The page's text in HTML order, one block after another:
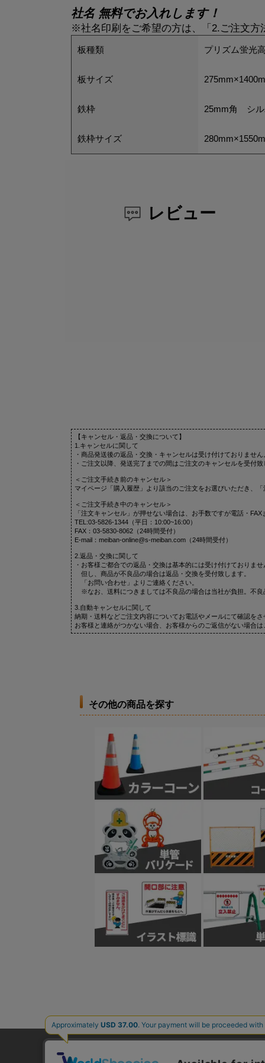
社名 無料でお入れします！
※社名印刷をご希望の方は、「2.ご注文方
板種類 プリズム蛍光
板サイズ
鉄枠 25mm角 シル
鉄枠サイズ
レビュー
【キャンセル・返品・交換について】
1.キャンセルに関して
・商品発送後の返品・交換・キャンセルは受け付けておりません
・ご注文以降、発送完了までの間はご注文のキャンセルを受付致
＜ご注文手続き前のキャンセル＞
マイページ「購入履歴」より該当のご注文をお選びいただき、
＜ご注文手続き中のキャンセル＞
「注文キャンセル」が押せない場合は、お手数ですが電話・
TEL:03-5826-1344（平日：10:00~16:00）
FAX：03-5830-8062（24時間受付）
E-mail：meiban-online@s-meiban.com（24時間受付）
2.返品・交換に関して
・お客様ご都合での返品・交換は基本的には受け付けておりませ
但し、商品が不良品の場合は返品・交換を受付致します。
「お問い合わせ」よりご連絡ください。
※なお、送料につきましては不良品の場合は当社が負担。不良
3.自動キャンセルに関して
納期・送料などご注文内容についてお電話やメールにて確認を
お客様と連絡がつかない場合、お客様からのご返信がない場合
その他の商品を探す